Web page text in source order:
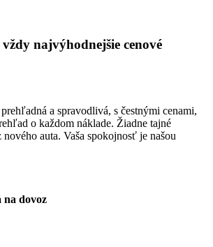
najvýhodnejšie cenové
a spravodlivá, s čestnými cenami,
o každom náklade. Žiadne tajné
auta. Vaša spokojnosť je našou
na dovoz